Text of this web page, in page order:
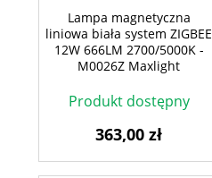
Lampa magnetyczna
liniowa biała system ZIGBEE
12W 666LM 2700/5000K -
M0026Z Maxlight
Produkt dostępny
363,00 zł